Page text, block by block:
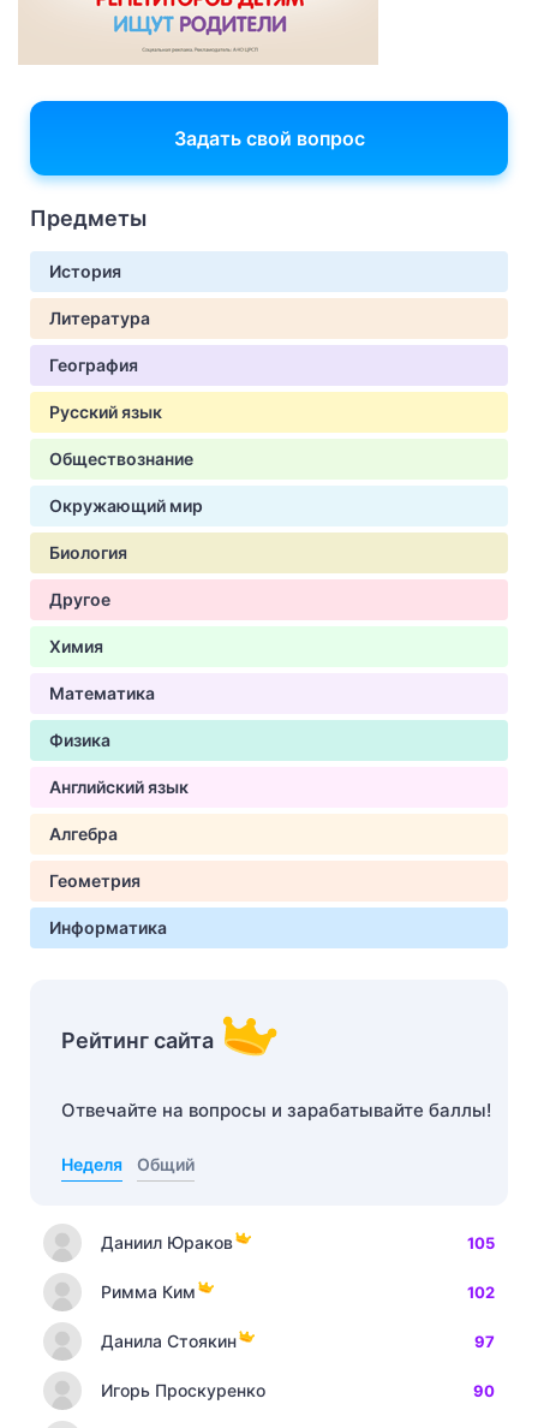
Задать свой вопрос
Предметы
История
Литература
География
Русский язык
Обществознание
Окружающий мир
Биология
Другое
Химия
Математика
Физика
Английский язык
Алгебра
Геометрия
Информатика
Рейтинг сайта
Отвечайте на вопросы и зарабатывайте баллы!
Неделя Общий
Даниил Юраков 105
Римма Ким 102
Данила Стоякин 97
Игорь Проскуренко 90